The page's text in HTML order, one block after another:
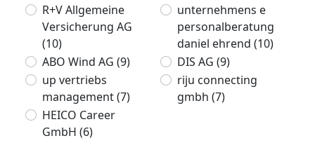
R+V Allgemeine
Versicherung AG
(10)
unternehmens e
personalberatung
daniel ehrend (10)
ABO Wind AG (9) DIS AG (9)
up vertriebs
management(7)
riju connecting
gmbh (7)
HEICO Career
GmbH (6)